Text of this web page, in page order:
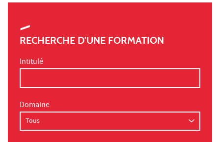
RECHERCHE D'UNE FORMATION
Intitulé
Domaine